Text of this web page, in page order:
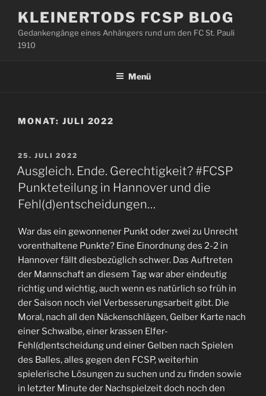
Inhalt
springen
KLEINERTODS FCSP BLOG
Gedankengänge eines Anhängers rund um den FC St. Pauli
1910
Menü
MONAT: JULI 2022
VERÖFFENTLICHT
AM
25. JULI 2022
Ausgleich. Ende. Gerechtigkeit? #FCSP
Punkteteilung in Hannover und die
Fehl(d)entscheidungen…
War das ein gewonnener Punkt oder zwei zu Unrecht
vorenthaltene Punkte? Eine Einordnung des 2-2 in
Hannover fällt diesbezüglich schwer. Das Auftreten
der Mannschaft an diesem Tag war aber eindeutig
richtig und wichtig, auch wenn es natürlich so früh in
der Saison noch viel Verbesserungsarbeit gibt. Die
Moral, nach all den Näckenschlägen, Gelber Karte nach
einer Schwalbe, einer krassen Elfer-
Fehl(d)entscheidung und einer Gelben nach Spielen
des Balles, alles gegen den FCSP, weiterhin
spielerische Lösungen zu suchen und zu finden sowie
in letzter Minute der Nachspielzeit doch noch den